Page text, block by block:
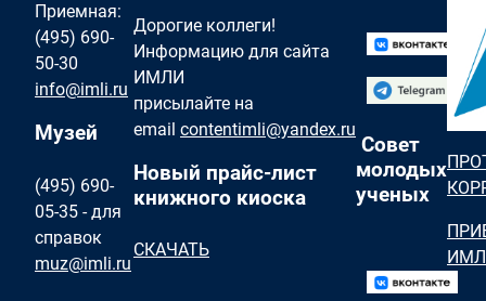
Приемная:
(495) 690-
50-30
info@imli.ru
Музей
(495) 690-
05-35 - для
справок
muz@imli.ru
Дорогие коллеги!
Информацию для сайта
ИМЛИ
присылайте на
email contentimli@yandex.ru
Новый прайс-лист
книжного киоска
СКАЧАТЬ
Совет
молодых
ученых